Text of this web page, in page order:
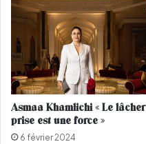
e
a
l
o
o
k
s
d
r
C
a
s
a
b
Asmaa Khamlichi « Le lâcher
prise est une force »
6 février 2024